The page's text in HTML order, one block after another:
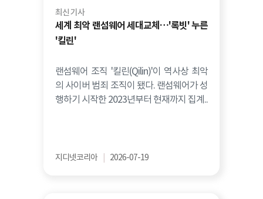
최신 기사
세계 최악 랜섬웨어 세대교체…'록빗' 누른
'킬린'
랜섬웨어 조직 '킬린(Qilin)'이 역사상 최악
의 사이버 범죄 조직이 됐다. 랜섬웨어가 성
행하기 시작한 2023년부터 현재까지 집계..
지디넷코리아 2026-07-19